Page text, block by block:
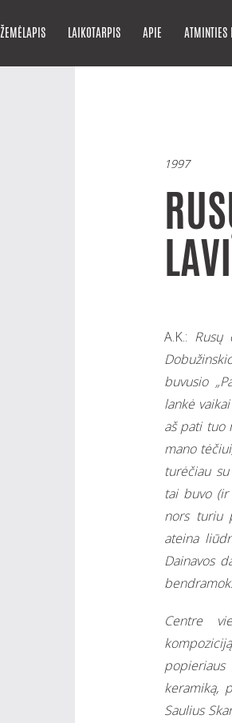
ŽEMĖLAPIS LAIKOTARPIS APIE ATMINTIES
1997
A.K.: Rusų
buvusio
lankė
aš pati tuo
mano
turėčiau
tai buvo
nors turiu
ateina
Dainavos
Centre
keramiką,
Saulius